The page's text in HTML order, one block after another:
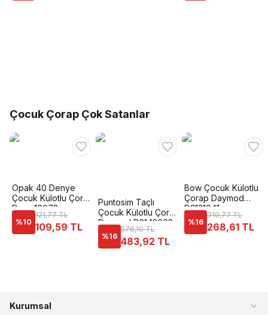
Çocuk Çorap Çok Satanlar
Opak 40 Denye
Çocuk Külotlu Çorap
Dore 10678
%10
121,77 TL
109,59 TL
Puntosim Taçlı
Çocuk Külotlu Çorap
Daymod D2142062
%16
576,10 TL
483,92 TL
Bow Çocuk Külotlu
Çorap Daymod
D2121041
%16
319,77 TL
268,61 TL
Kurumsal